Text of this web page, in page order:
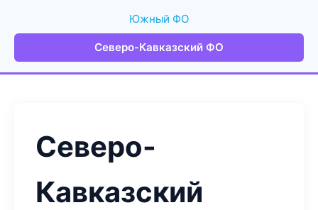
Южный ФО
Северо-Кавказский ФО
Северо-
Кавказский